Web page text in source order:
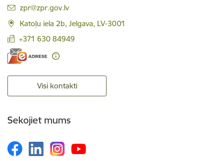
E-pasts:
zpr@zpr.gov.lv
Katoļu iela 2b, Jelgava, LV-3001
+371 630 84949
Visi kontakti
Sekojiet mums